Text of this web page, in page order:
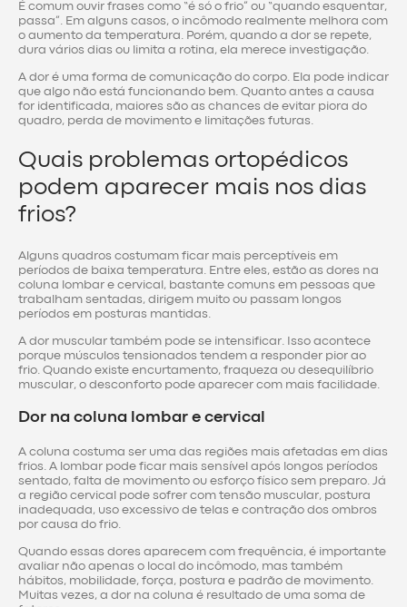
É comum ouvir frases como “é só o frio” ou “quando esquentar,
passa”. Em alguns casos, o incômodo realmente melhora com
o aumento da temperatura. Porém, quando a dor se repete,
dura vários dias ou limita a rotina, ela merece investigação.
A dor é uma forma de comunicação do corpo. Ela pode indicar
que algo não está funcionando bem. Quanto antes a causa
for identificada, maiores são as chances de evitar piora do
quadro, perda de movimento e limitações futuras.
Quais problemas ortopédicos
podem aparecer mais nos dias
frios?
Alguns quadros costumam ficar mais perceptíveis em
períodos de baixa temperatura. Entre eles, estão as dores na
coluna lombar e cervical, bastante comuns em pessoas que
trabalham sentadas, dirigem muito ou passam longos
períodos em posturas mantidas.
A dor muscular também pode se intensificar. Isso acontece
porque músculos tensionados tendem a responder pior ao
frio. Quando existe encurtamento, fraqueza ou desequilíbrio
muscular, o desconforto pode aparecer com mais facilidade.
Dor na coluna lombar e cervical
A coluna costuma ser uma das regiões mais afetadas em dias
frios. A lombar pode ficar mais sensível após longos períodos
sentado, falta de movimento ou esforço físico sem preparo. Já
a região cervical pode sofrer com tensão muscular, postura
inadequada, uso excessivo de telas e contração dos ombros
por causa do frio.
Quando essas dores aparecem com frequência, é importante
avaliar não apenas o local do incômodo, mas também
hábitos, mobilidade, força, postura e padrão de movimento.
Muitas vezes, a dor na coluna é resultado de uma soma de